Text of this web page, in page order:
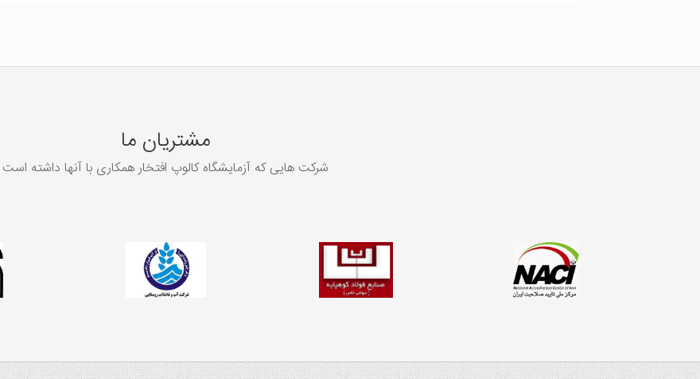
مشتریان ما
شرکت هایی که آزمایشگاه کالوپ افتخار همکاری با آنها داشته است